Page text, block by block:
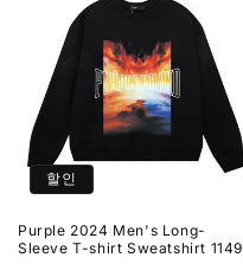
할인
Purple 2024 Men's Long-
Sleeve T-shirt Sweatshirt 1149